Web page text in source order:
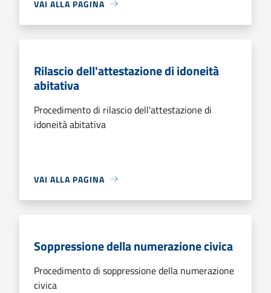
VAI ALLA PAGINA
Rilascio dell'attestazione di idoneità
abitativa
Procedimento di rilascio dell'attestazione di
idoneità abitativa
VAI ALLA PAGINA
Soppressione della numerazione civica
Procedimento di soppressione della numerazione
civica